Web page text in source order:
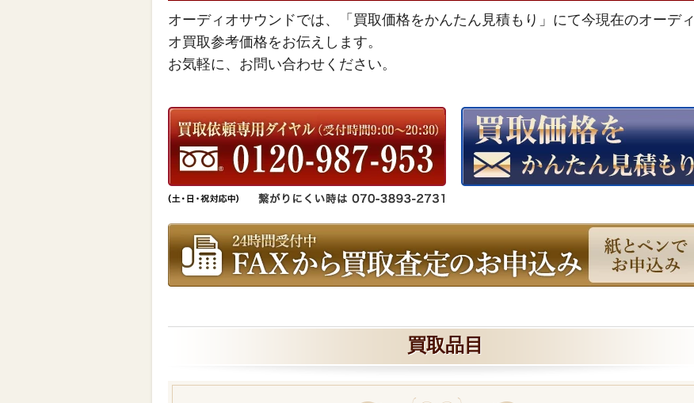
オーディオサウンドでは、「買取価格をかんたん見積もり」にて今現在のオーディ
オ買取参考価格をお伝えします。
お気軽に、お問い合わせください。
買取品目